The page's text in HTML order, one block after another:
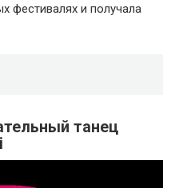
фестивалях и получала
танец